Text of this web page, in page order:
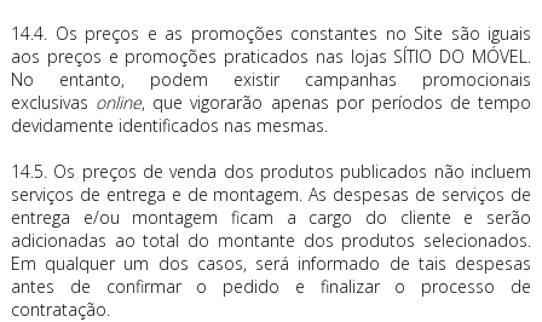
14.4. Os preços e as promoções constantes no Site são iguais
aos preços e promoções praticados nas lojas SÍTIO DO MÓVEL.
No entanto, podem existir campanhas promocionais
exclusivas online, que vigorarão apenas por períodos de tempo
devidamente identificados nas mesmas.
14.5. Os preços de venda dos produtos publicados não incluem
serviços de entrega e de montagem. As despesas de serviços de
entrega e/ou montagem ficam a cargo do cliente e serão
adicionadas ao total do montante dos produtos selecionados.
Em qualquer um dos casos, será informado de tais despesas
antes de confirmar o pedido e finalizar o processo de
contratação.